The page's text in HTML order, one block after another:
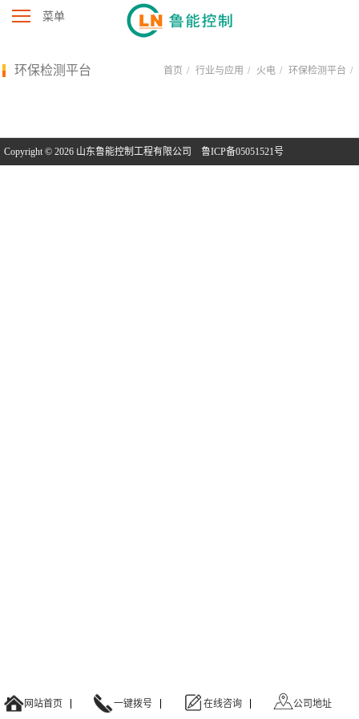
菜单
环保检测平台 首页 行业与应用 火电 环保检测平台
Copyright © 2026 山东鲁能控制工程有限公司 鲁ICP备05051521号
网站首页 一键拨号 在线咨询 公司地址